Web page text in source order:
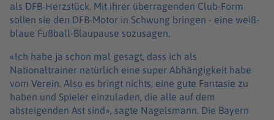
als DFB-Herzstück. Mit ihrer überragenden Club-Form
sollen sie den DFB-Motor in Schwung bringen - eine weiß-
blaue Fußball-Blaupause sozusagen.
«Ich habe ja schon mal gesagt, dass ich als
Nationaltrainer natürlich eine super Abhängigkeit habe
vom Verein. Also es bringt nichts, eine gute Fantasie zu
haben und Spieler einzuladen, die alle auf dem
absteigenden Ast sind», sagte Nagelsmann. Die Bayern